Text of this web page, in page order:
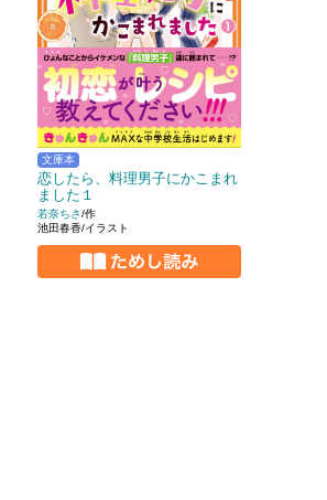
文庫本
恋したら、料理男子にかこまれ
ました１
若奈ちさ/作
池田春香/イラスト